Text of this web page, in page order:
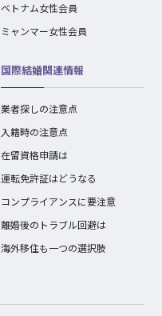
ベトナム女性会員
ミャンマー女性会員
国際結婚関連情報
業者探しの注意点
入籍時の注意点
在留資格申請は
運転免許証はどうなる
コンプライアンスに要注意
離婚後のトラブル回避は
海外移住も一つの選択肢